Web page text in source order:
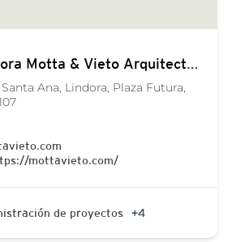
Constructora Motta & Vieto Arquitectura + Ingeniería S.A.
Santa Ana, Lindora, Plaza Futura,
mottavieto.com/
de proyectos +4